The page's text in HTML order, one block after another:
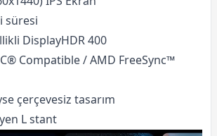
süresi
DisplayHDR 400
Compatible / AMD FreeSync™
çerçevesiz tasarım
L stant